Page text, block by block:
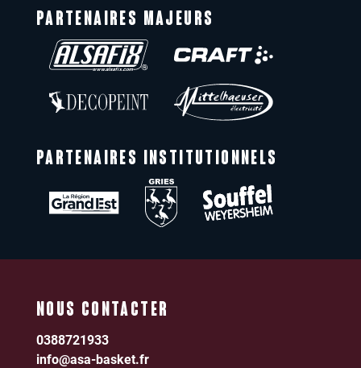
PARTENAIRES MAJEURS
PARTENAIRES INSTITUTIONNELS
NOUS CONTACTER
0388721933
info@asa-basket.fr